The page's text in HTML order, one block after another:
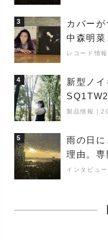
3
カバー
中森明菜
レコード情報
4
新型ノ
り得るー
製品情報 ｜
5
雨の日に
理由。専
ケープ
インタビュー